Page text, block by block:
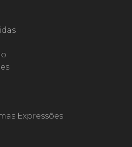
Expressões